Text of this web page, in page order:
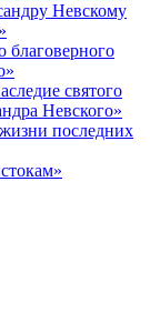
Невскому
благоверного
святого
Невского»
последних